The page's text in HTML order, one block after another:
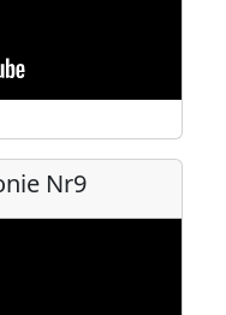
Nr9